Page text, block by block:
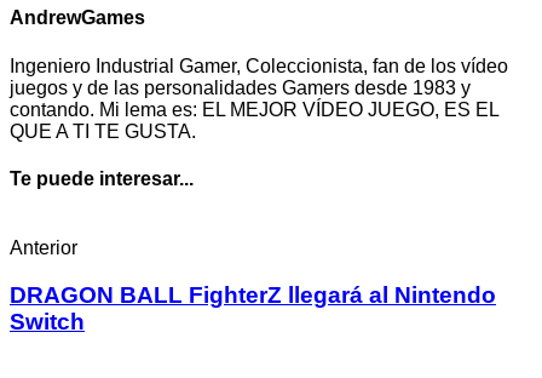
AndrewGames
Ingeniero Industrial Gamer, Coleccionista, fan de los vídeo
juegos y de las personalidades Gamers desde 1983 y
contando. Mi lema es: EL MEJOR VÍDEO JUEGO, ES EL
QUE A TI TE GUSTA.
Te puede interesar...
Anterior
DRAGON BALL FighterZ llegará al Nintendo
Switch